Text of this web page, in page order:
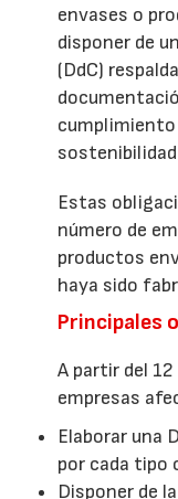
envases o
disponer de
(DdC)
Estas
número de
productos
haya sido
Principales
A partir del
empresas
Elaborar una
por cada tipo
Disponer de